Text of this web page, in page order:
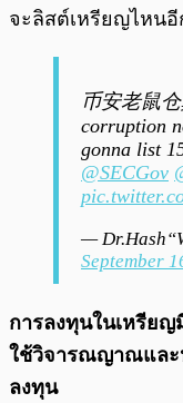
จะลิสต์เหรียญไหนอี
币安老鼠仓
corruption
gonna list
@SECGov
—
September
การลงทุนในเหรีย
ใช้วิจารณญาณและ
ลงทุน